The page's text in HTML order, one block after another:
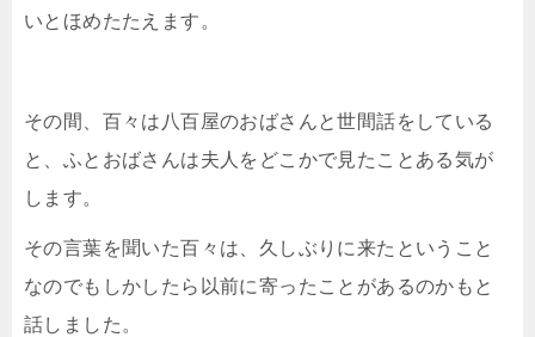
いとほめたたえます。
その間、百々は八百屋のおばさんと世間話をしている
と、ふとおばさんは夫人をどこかで見たことある気が
します。
その言葉を聞いた百々は、久しぶりに来たということ
なのでもしかしたら以前に寄ったことがあるのかもと
話しました。